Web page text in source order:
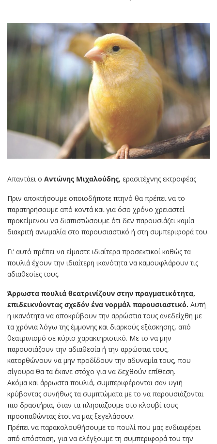
Απαντάει ο Αντώνης Μιχαλούδης, ερασιτέχνης εκτροφέας
Πριν αποκτήσουμε οποιοδήποτε πτηνό θα πρέπει να το
παρατηρήσουμε από κοντά και για όσο χρόνο χρειαστεί
προκείμενου να διαπιστώσουμε ότι δεν παρουσιάζει καμία
διακριτή ανωμαλία στο παρουσιαστικό ή στη συμπεριφορά του.
Γι’ αυτό πρέπει να είμαστε ιδιαίτερα προσεκτικοί καθώς τα
πουλιά έχουν την ιδιαίτερη ικανότητα να καμουφλάρουν τις
αδιαθεσίες τους.
Άρρωστα πουλιά θεατρινίζουν στην πραγματικότητα,
επιδεικνύοντας σχεδόν ένα νορμάλ παρουσιαστικό. Αυτή
η ικανότητα να αποκρύβουν την αρρώστια τους ανεδείχθη με
τα χρόνια λόγω της έμμονης και διαρκούς εξάσκησης, από
θεατρινισμό σε κύριο χαρακτηριστικό. Με το να μην
παρουσιάζουν την αδιαθεσία ή την αρρώστια τους,
κατορθώνουν να μην προδίδουν την αδυναμία τους, που
σίγουρα θα τα έκανε στόχο για να δεχθούν επίθεση.
Ακόμα και άρρωστα πουλιά, συμπεριφέρονται σαν υγιή
κρύβοντας συνήθως τα συμπτώματα με το να παρουσιάζονται
πιο δραστήρια, όταν τα πλησιάζουμε στο κλουβί τους
προσπαθώντας έτσι να μας ξεγελάσουν.
Πρέπει να παρακολουθήσουμε το πουλί που μας ενδιαφέρει
από απόσταση, για να ελέγξουμε τη συμπεριφορά του την